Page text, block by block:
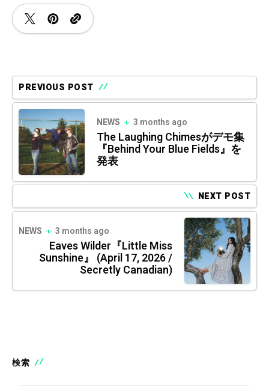
PREVIOUS POST
NEWS 3 months ago
The Laughing Chimesがデモ集
『Behind Your Blue Fields』を
発表
NEXT POST
NEWS 3 months ago
Eaves Wilder『Little Miss
Sunshine』 (April 17, 2026 /
Secretly Canadian)
検索